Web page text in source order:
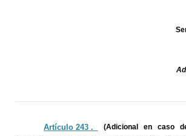
Artículo 243 ._ (Adicional en caso